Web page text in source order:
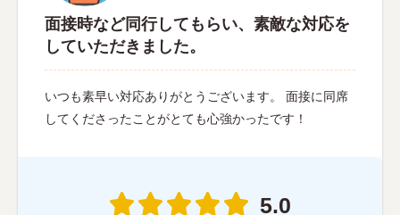
面接時など同行してもらい、素敵な対応を
していただきました。
いつも素早い対応ありがとうございます。 面接に同席
してくださったことがとても心強かったです！
5.0